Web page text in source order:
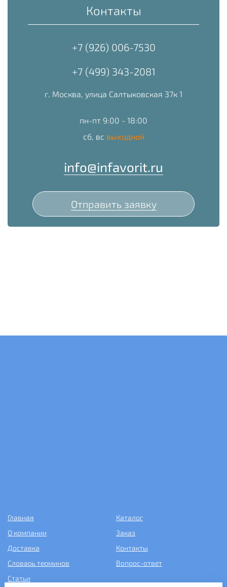
Контакты
+7 (926) 006-7530
+7 (499) 343-2081
г. Москва, улица Салтыковская 37к 1
пн-пт 9:00 - 18:00
сб, вс выходной
info@infavorit.ru
Отправить заявку
Главная
Каталог
О компании
Заказ
Доставка
Контакты
Словарь терминов
Вопрос-ответ
Статьи